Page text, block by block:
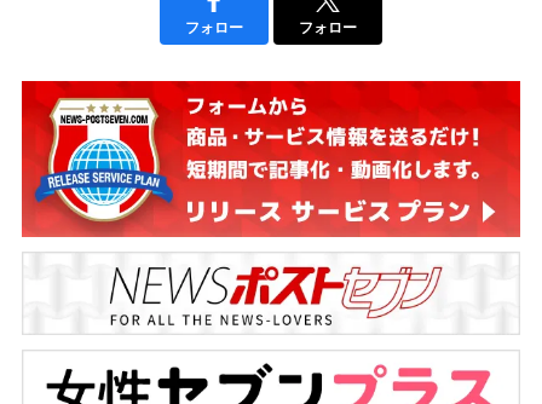
フォロー フォロー